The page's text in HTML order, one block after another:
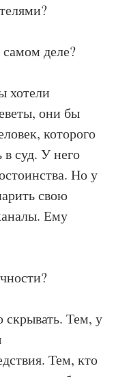
деле?
хотели
они бы
которого
в суд. У него
Но у
свою
Ему
скрывать. Тем, у
Тем, кто